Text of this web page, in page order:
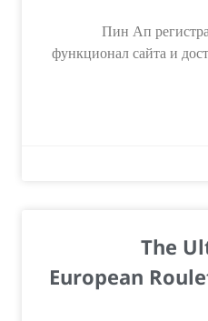
Пин Ап
функционал сайта и
The
European